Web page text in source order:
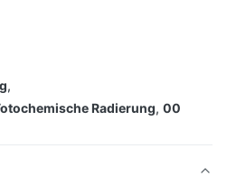
,
Radierung, 00